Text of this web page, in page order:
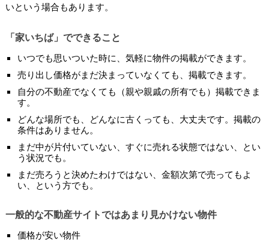
いという場合もあります。
「家いちば」でできること
いつでも思いついた時に、気軽に物件の掲載ができます。
売り出し価格がまだ決まっていなくても、掲載できます。
自分の不動産でなくても（親や親戚の所有でも）掲載できま
す。
どんな場所でも、どんなに古くっても、大丈夫です。掲載の
条件はありません。
まだ中が片付いていない、すぐに売れる状態ではない、とい
う状況でも。
まだ売ろうと決めたわけではない、金額次第で売ってもよ
い、という方でも。
一般的な不動産サイトではあまり見かけない物件
価格が安い物件